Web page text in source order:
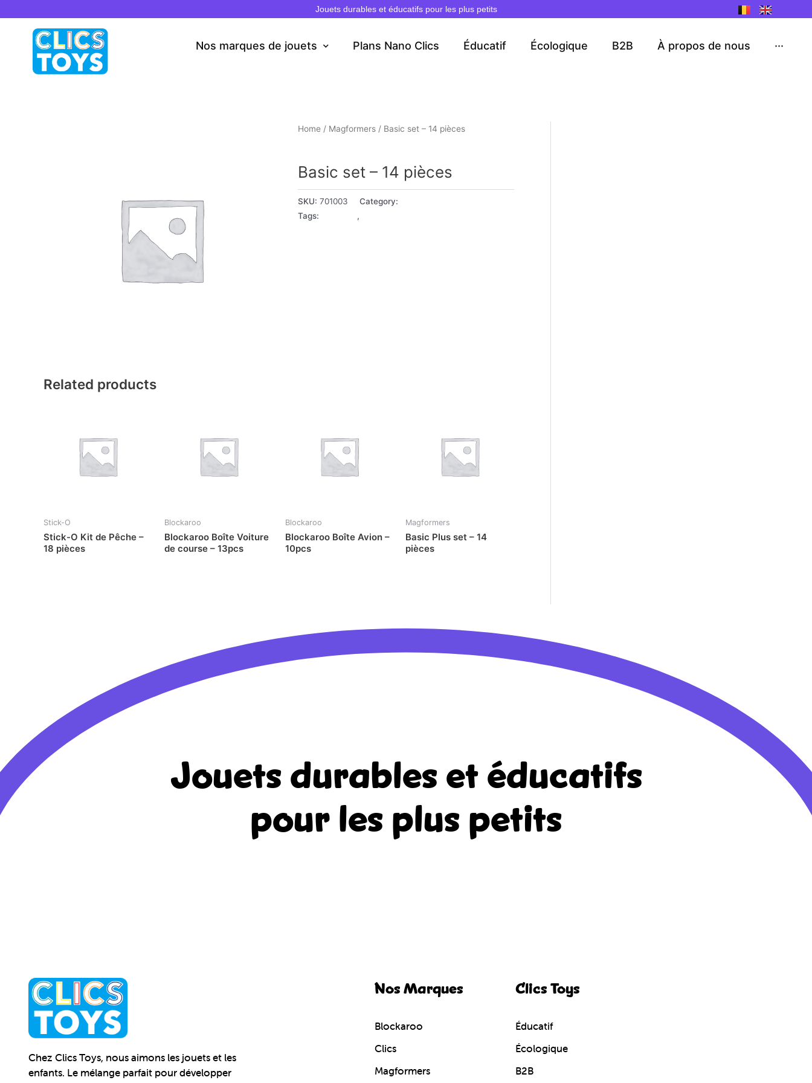
to
Jouets durables et éducatifs pour les plus petits
Nos marques de jouets Plans Nano Clics Éducatif Écologique B2B À propos de nous ···
Home/ Magformers/ Basic set – 14 pièces
Basic set – 14 pièces
SKU: 701003 Category:
Tags:
,
Related products
Stick-O
Stick-O Kit de Pêche –
18 pièces
Blockaroo
Blockaroo Boîte Voiture
de course – 13pcs
Blockaroo
Blockaroo Boîte Avion –
10pcs
Magformers
Basic Plus set – 14
pièces
Jouets durables et éducatifs
pour les plus petits
Chez Clics Toys, nous aimons les jouets et les
enfants. Le mélange parfait pour développer
Nos Marques
Blockaroo
Clics
Magformers
Clics Toys
Éducatif
Écologique
B2B